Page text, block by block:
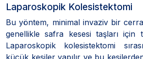
Laparoskopik Kolesistektomi
Bu yöntem, minimal invaziv bir
genellikle safra kesesi taşları için
Laparoskopik kolesistektomi
küçük kesiler yapılır ve bu